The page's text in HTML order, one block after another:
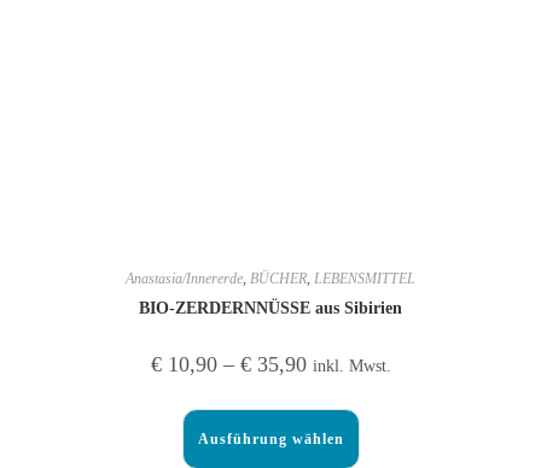
Anastasia/Innererde BÜCHER LEBENSMITTEL
BIO-ZERDERNNÜSSE aus Sibirien
€10,90– €35,90 inkl. Mwst.
Ausführung wählen